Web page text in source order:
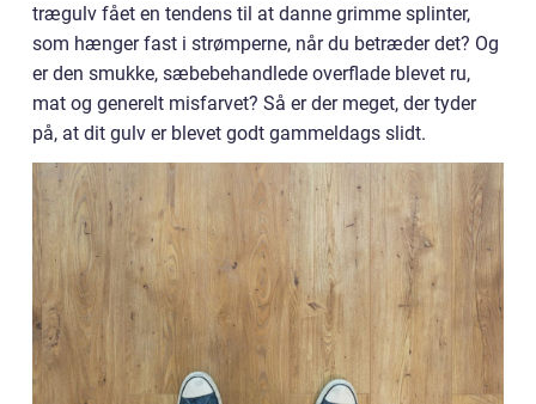
trægulv fået en tendens til at danne grimme splinter,
som hænger fast i strømperne, når du betræder det? Og
er den smukke, sæbebehandlede overflade blevet ru,
mat og generelt misfarvet? Så er der meget, der tyder
på, at dit gulv er blevet godt gammeldags slidt.